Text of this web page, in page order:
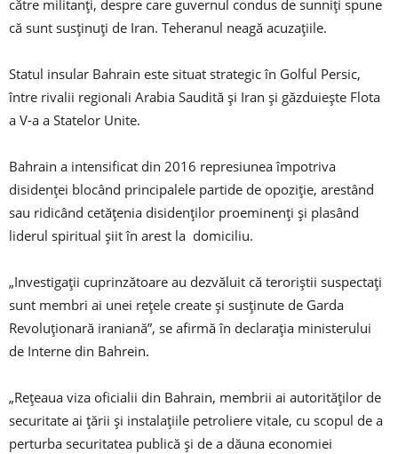
către militanți, despre care guvernul condus de sunniți spune
că sunt susținuți de Iran. Teheranul neagă acuzațiile.
Statul insular Bahrain este situat strategic în Golful Persic,
între rivalii regionali Arabia Saudită și Iran și găzduiește Flota
a V-a a Statelor Unite.
Bahrain a intensificat din 2016 represiunea împotriva
disidenței blocând principalele partide de opoziție, arestând
sau ridicând cetățenia disidenților proeminenți și plasând
liderul spiritual șiit în arest la domiciliu.
„Investigații cuprinzătoare au dezvăluit că teroriștii suspectați
sunt membri ai unei rețele create și susținute de Garda
Revoluționară iraniană”, se afirmă în declarația ministerului
de Interne din Bahrein.
„Rețeaua viza oficialii din Bahrain, membrii ai autorităților de
securitate ai țării și instalațiile petroliere vitale, cu scopul de a
perturba securitatea publică și de a dăuna economiei